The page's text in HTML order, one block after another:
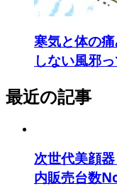
寒気と体の
しない風邪
最近の記事
次世代美顔
内販売台数